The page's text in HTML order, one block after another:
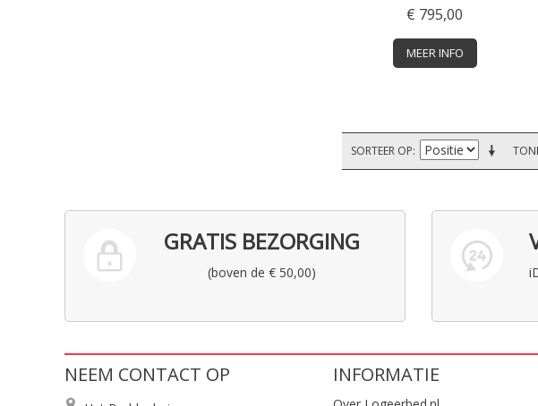
€ 795,00
MEER INFO
SORTEER OP
GRATIS BEZORGING
(boven de € 50,00)
NEEM CONTACT OP INFORMATIE